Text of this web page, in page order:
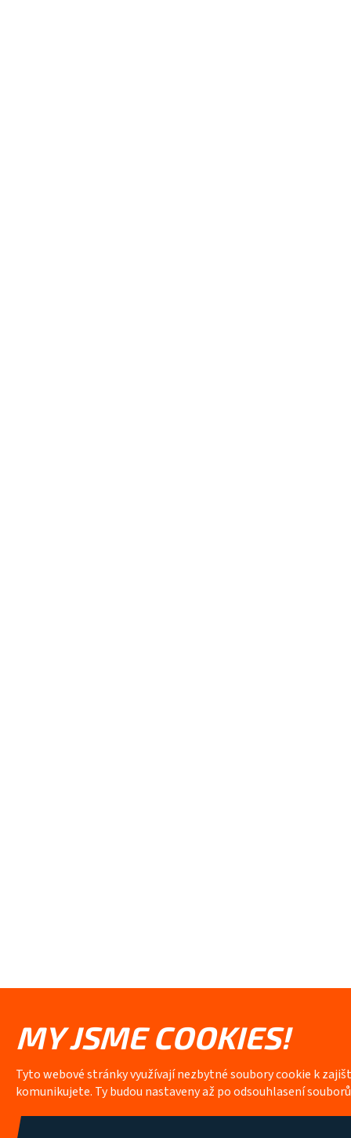
MY JSME COOKIES!
Tyto webové stránky využívají nezbytné soubory cookie k
komunikujete. Ty budou nastaveny až po odsouhlasení